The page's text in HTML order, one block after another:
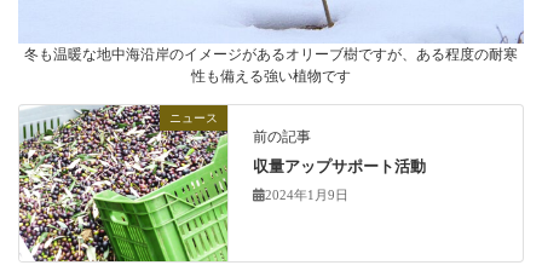
冬も温暖な地中海沿岸のイメージがあるオリーブ樹ですが、ある程度の耐寒
性も備える強い植物です
ニュース
前の記事
収量アップサポート活動
2024年1月9日